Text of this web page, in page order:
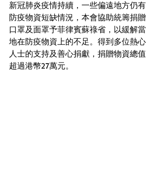
新冠肺炎疫情持續，一些偏遠地方仍有
防疫物資短缺情況，本會協助統籌捐贈
口罩及面罩予菲律賓蘇祿省，以緩解當
地在防疫物資上的不足。得到多位熱心
人士的支持及善心捐獻，捐贈物資總值
超過港幣27萬元。